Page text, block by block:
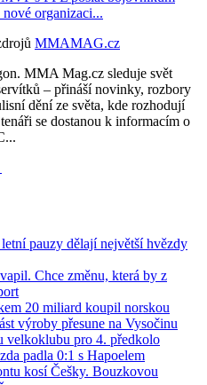
organizaci...
MMAMAG.cz
MMA Mag.cz sleduje svět
– přináší novinky, rozbory
dění ze světa, kde rozhodují
se dostanou k informacím o
pauzy dělají největší hvězdy
Chce změnu, která by z
20 miliard koupil norskou
výroby přesune na Vysočinu
velkoklubu pro 4. předkolo
padla 0:1 s Hapoelem
kosí Češky. Bouzkovou